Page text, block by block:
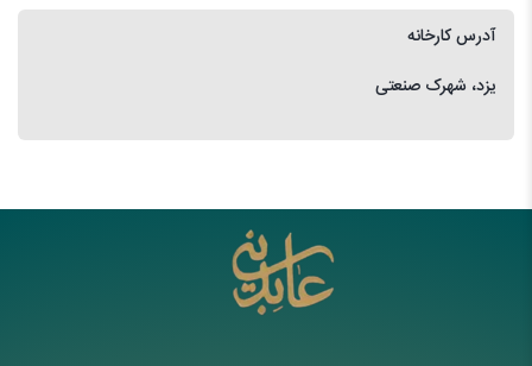
آدرس کارخانه
یزد، شهرک صنعتی